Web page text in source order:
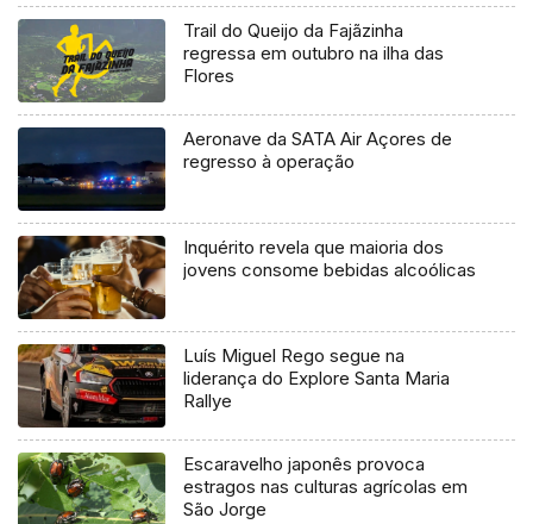
Trail do Queijo da Fajãzinha
regressa em outubro na ilha das
Flores
Aeronave da SATA Air Açores de
regresso à operação
Inquérito revela que maioria dos
jovens consome bebidas alcoólicas
Luís Miguel Rego segue na
liderança do Explore Santa Maria
Rallye
Escaravelho japonês provoca
estragos nas culturas agrícolas em
São Jorge